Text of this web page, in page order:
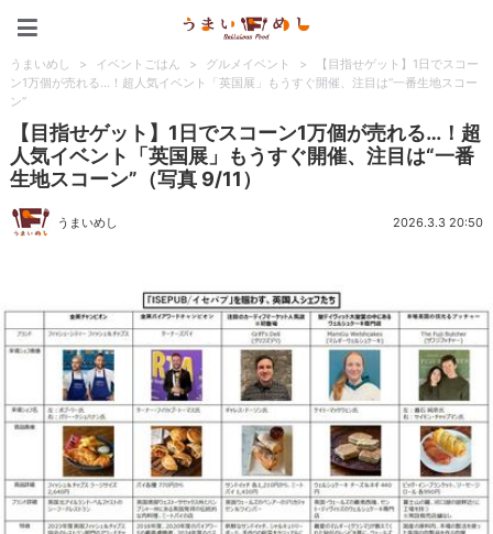
うまいめし > イベントごはん > グルメイベント >
【目指せゲット】1日でスコー
ン1万個が売れる…！超人気イベント「英国展」もうすぐ開催、注目は“一番生地スコー
ン”
【目指せゲット】1日でスコーン1万個が売れる…！超
人気イベント「英国展」もうすぐ開催、注目は“一番
生地スコーン”（写真 9/11）
うまいめし 2026.3.3 20:50